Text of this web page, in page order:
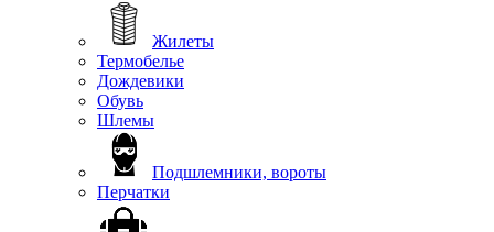
Жилеты
Термобелье
Дождевики
Обувь
Шлемы
Подшлемники, вороты
Перчатки